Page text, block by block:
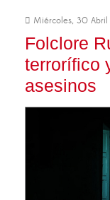
Miércoles, 30
Folclore
terrorífico
asesinos